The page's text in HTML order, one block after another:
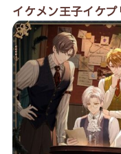
イケメン王子イケ